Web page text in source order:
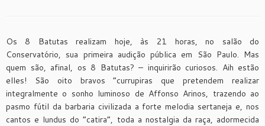
Os 8 Batutas realizam hoje, às 21 horas, no salão do
Conservatório, sua primeira audição pública em São Paulo. Mas
quem são, afinal, os 8 Batutas? – inquirirão curiosos. Aih estão
elles! São oito bravos “currupiras que pretendem realizar
integralmente o sonho luminoso de Affonso Arinos, trazendo ao
pasmo fútil da barbaria civilizada a forte melodia sertaneja e, nos
cantos e lundus do “catira”, toda a nostalgia da raça, adormecida